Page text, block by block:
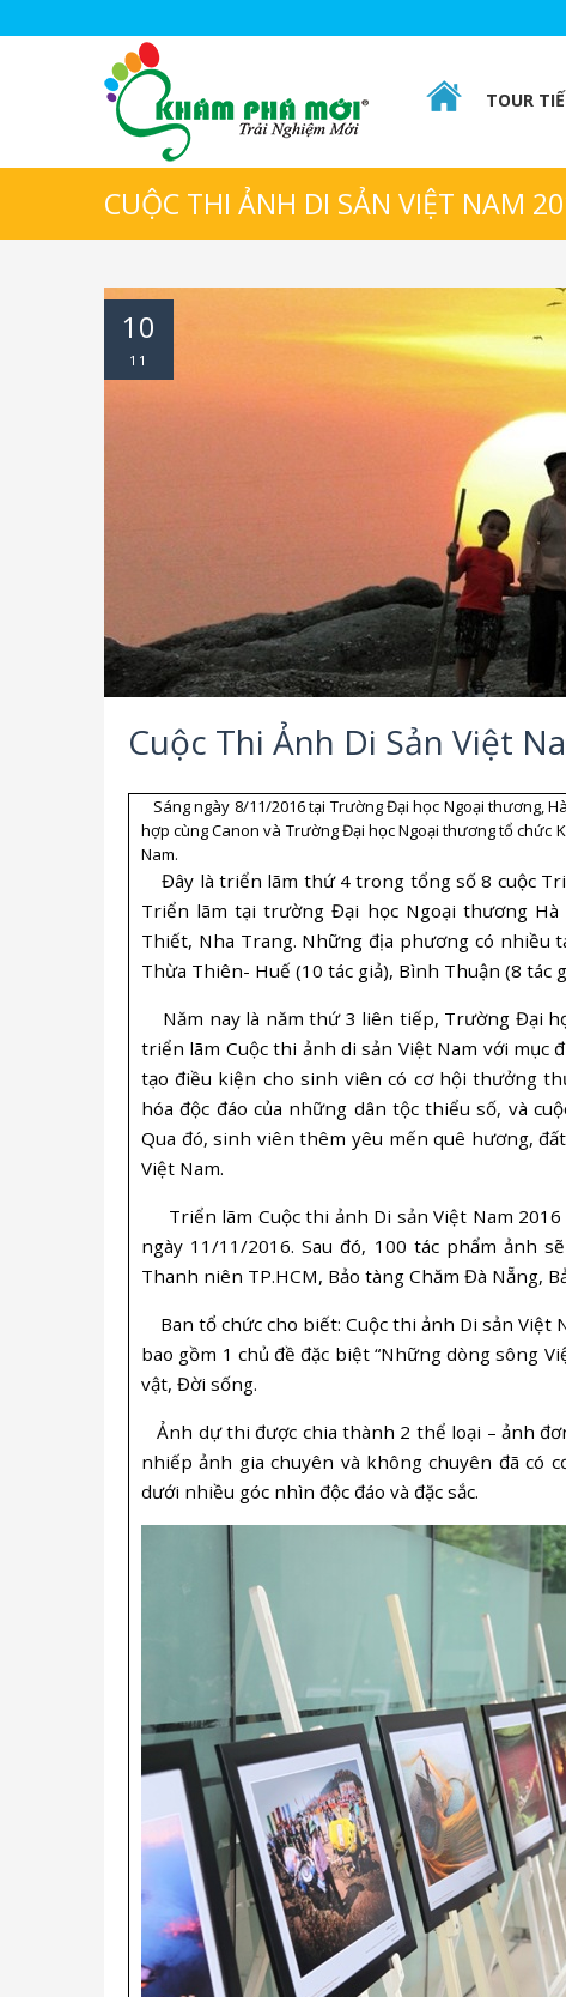
TOUR
CUỘC THI ẢNH DI SẢN VIỆT NAM
Cuộc Thi Ảnh Di Sản Việt
Sáng ngày 8/11/2016 tại Trường Đại học Ngoại thương,
hợp cùng Canon và Trường Đại học Ngoại thương tổ chức
Nam.
Đây là triển lãm thứ 4 trong tổng số 8 cuộc
Triển lãm tại trường Đại học Ngoại thương Hà
Thiết, Nha Trang. Những địa phương có nhiều
Thừa Thiên- Huế (10 tác giả), Bình Thuận (8 tác
Năm nay là năm thứ 3 liên tiếp, Trường Đại
triển lãm Cuộc thi ảnh di sản Việt Nam với mục
tạo điều kiện cho sinh viên có cơ hội thưởng
hóa độc đáo của những dân tộc thiểu số, và
Qua đó, sinh viên thêm yêu mến quê hương,
Việt Nam.
Triển lãm Cuộc thi ảnh Di sản Việt Nam
ngày 11/11/2016. Sau đó, 100 tác phẩm ảnh
Thanh niên TP.HCM, Bảo tàng Chăm Đà Nẵng,
Ban tổ chức cho biết: Cuộc thi ảnh Di sản Việt
bao gồm 1 chủ đề đặc biệt “Những dòng sông
vật, Đời sống.
Ảnh dự thi được chia thành 2 thể loại – ảnh
nhiếp ảnh gia chuyên và không chuyên đã có
dưới nhiều góc nhìn độc đáo và đặc sắc.
10
11